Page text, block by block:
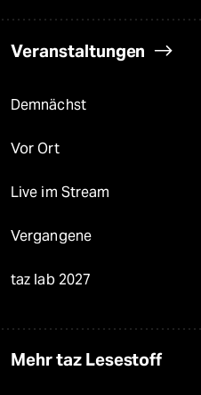
Veranstaltungen
Demnächst
Vor Ort
Live im Stream
Vergangene
taz lab 2027
Mehr taz Lesestoff